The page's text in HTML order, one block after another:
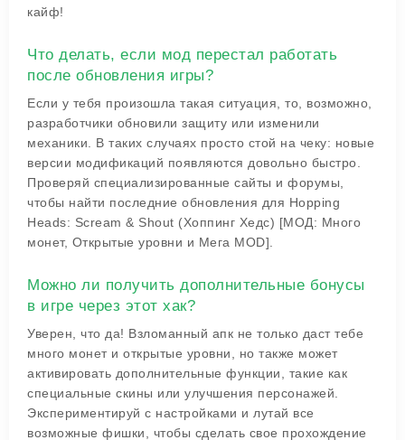
кайф!
Что делать, если мод перестал работать
после обновления игры?
Если у тебя произошла такая ситуация, то, возможно,
разработчики обновили защиту или изменили
механики. В таких случаях просто стой на чеку: новые
версии модификаций появляются довольно быстро.
Проверяй специализированные сайты и форумы,
чтобы найти последние обновления для Hopping
Heads: Scream & Shout (Хоппинг Хедс) [МОД: Много
монет, Открытые уровни и Мега MOD].
Можно ли получить дополнительные бонусы
в игре через этот хак?
Уверен, что да! Взломанный апк не только даст тебе
много монет и открытые уровни, но также может
активировать дополнительные функции, такие как
специальные скины или улучшения персонажей.
Экспериментируй с настройками и лутай все
возможные фишки, чтобы сделать свое прохождение